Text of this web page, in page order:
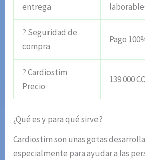
entrega
? Seguridad de
compra
Pago
? Cardiostim
Precio
139 000
¿Qué es y para qué sirve?
Cardiostim son unas gotas
especialmente para ayudar a las